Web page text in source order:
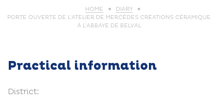
HOME
DIARY
PORTE OUVERTE DE L’ATELIER DE MERCÉDES CRÉATIONS CÉRAMIQUE
À L’ABBAYE DE BELVAL
Practical information
District: